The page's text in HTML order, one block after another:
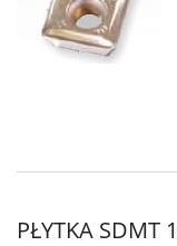
PŁYTKA SDMT